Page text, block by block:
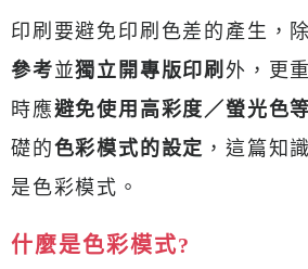
印刷要避免印刷色差的產生，
參考並獨立開專版印刷外，更
時應避免使用高彩度／螢光色
礎的色彩模式的設定 ，這篇知
是色彩模式。
什麼是色彩模式?